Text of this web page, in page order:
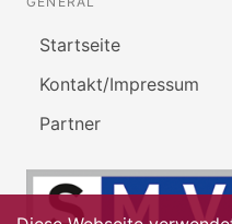
Startseite
Kontakt/Impressum
Partner